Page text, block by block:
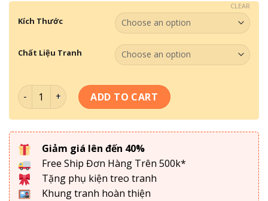
Kích Thước
Chất Liệu Tranh
CLEAR
Tranh Treo Quán Cắt Tóc Mã 002 quantity
ADD TO CART
Giảm giá lên đến 40%
Free Ship Đơn Hàng Trên 500k*
Tặng phụ kiện treo tranh
Khung tranh hoàn thiện